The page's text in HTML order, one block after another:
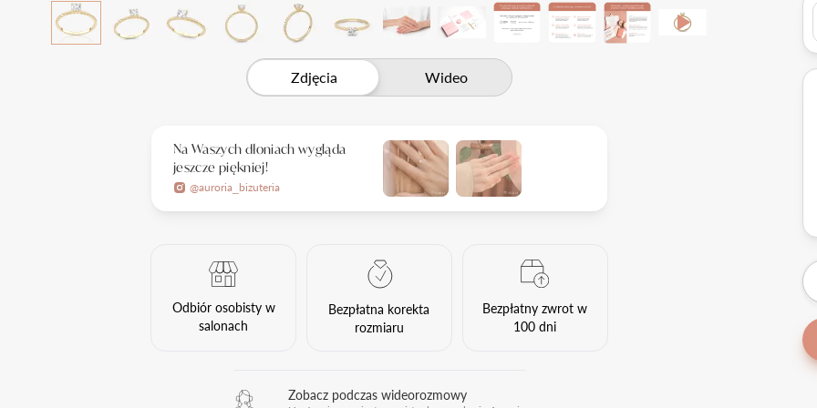
Zdjęcia Wideo
Na Waszych dłoniach wygląda
jeszcze piękniej!
@auroria_bizuteria
Odbiór osobisty w
salonach
Bezpłatna korekta
rozmiaru
Bezpłatny zwrot w
100 dni
Zobacz podczas wideorozmowy